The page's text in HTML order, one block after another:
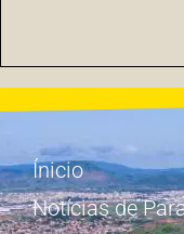
Ínicio
Notícias de